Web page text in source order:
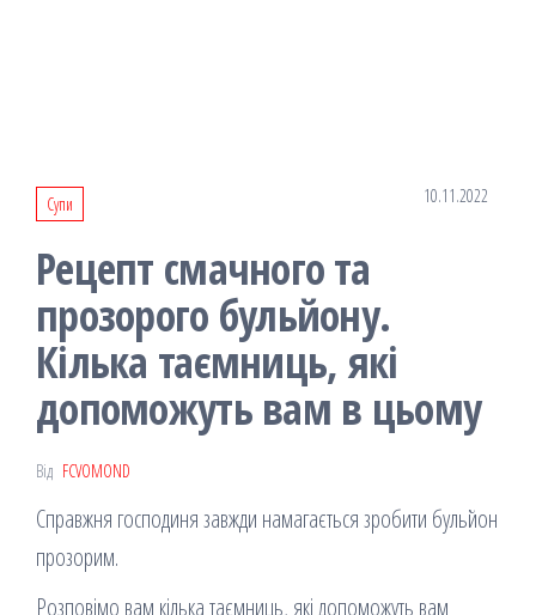
Супи 10.11.2022
Рецепт смачного та
прозорого бульйону.
Кілька таємниць, які
допоможуть вам в цьому
Від FCVOMOND
Справжня господиня завжди намагається зробити бульйон
прозорим.
Розповімо вам кілька таємниць, які допоможуть вам